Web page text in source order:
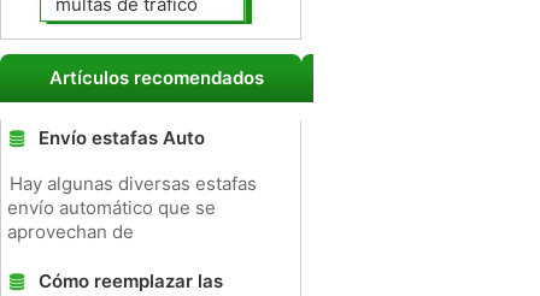
Artículos recomendados
Envío estafas Auto
Hay algunas diversas estafas
envío automático que se
aprovechan de
Cómo reemplazar las